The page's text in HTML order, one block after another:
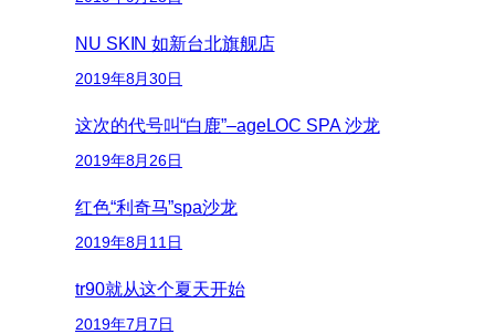
NU SKIN 如新台北旗舰店
2019年8月30日
这次的代号叫“白鹿”–ageLOC SPA 沙龙
2019年8月26日
红色“利奇马”spa沙龙
2019年8月11日
tr90就从这个夏天开始
2019年7月7日